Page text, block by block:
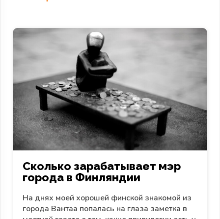
Сколько зарабатывает мэр
города в Финляндии
На днях моей хорошей финской знакомой из
города Вантаа попалась на глаза заметка в